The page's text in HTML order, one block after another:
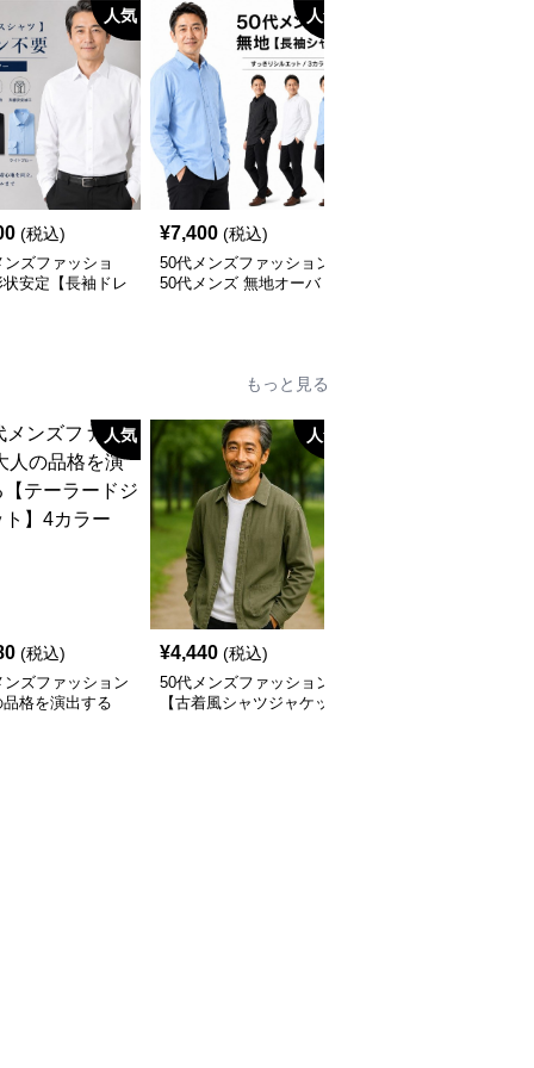
人気
(税込)
ンズファッショ
安定【長袖ドレ
人気
¥7,400 (税込)
50代メンズファッション
50代メンズ 無地オーバ
もっと見る
人気
(税込)
ンズファッション
品格を演出する
人気
¥4,440 (税込)
50代メンズファッション
【古着風シャツジャケッ